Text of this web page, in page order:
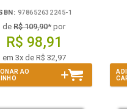
978652632245-1
deR$ 109,90* por
R$ 98,91
em 3x de R$ 32,97
AO